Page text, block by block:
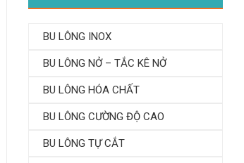
BU LÔNG INOX
BU LÔNG NỞ – TẮC KÊ NỞ
BU LÔNG HÓA CHẤT
BU LÔNG CƯỜNG ĐỘ CAO
BU LÔNG TỰ CẮT